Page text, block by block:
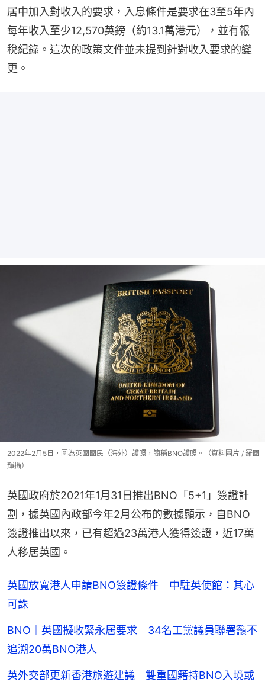
居中加入對收入的要求，入息條件是要求在3至5年內
每年收入至少12,570英鎊（約13.1萬港元），並有報
稅紀錄。這次的政策文件並未提到針對收入要求的變
更。
2022年2月5日，圖為英國國民（海外）護照，簡稱BNO護照。（資料圖片 / 羅國
輝攝）
英國政府於2021年1月31日推出BNO「5+1」簽證計
劃，據英國內政部今年2月公布的數據顯示，自BNO
簽證推出以來，已有超過23萬港人獲得簽證，近17萬
人移居英國。
英國放寬港人申請BNO簽證條件 中駐英使館：其心
可誅
BNO｜英國擬收緊永居要求 34名工黨議員聯署籲不
追溯20萬BNO港人
英外交部更新香港旅遊建議 雙重國籍持BNO入境或